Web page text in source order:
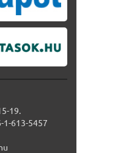
19.
1-613-5457